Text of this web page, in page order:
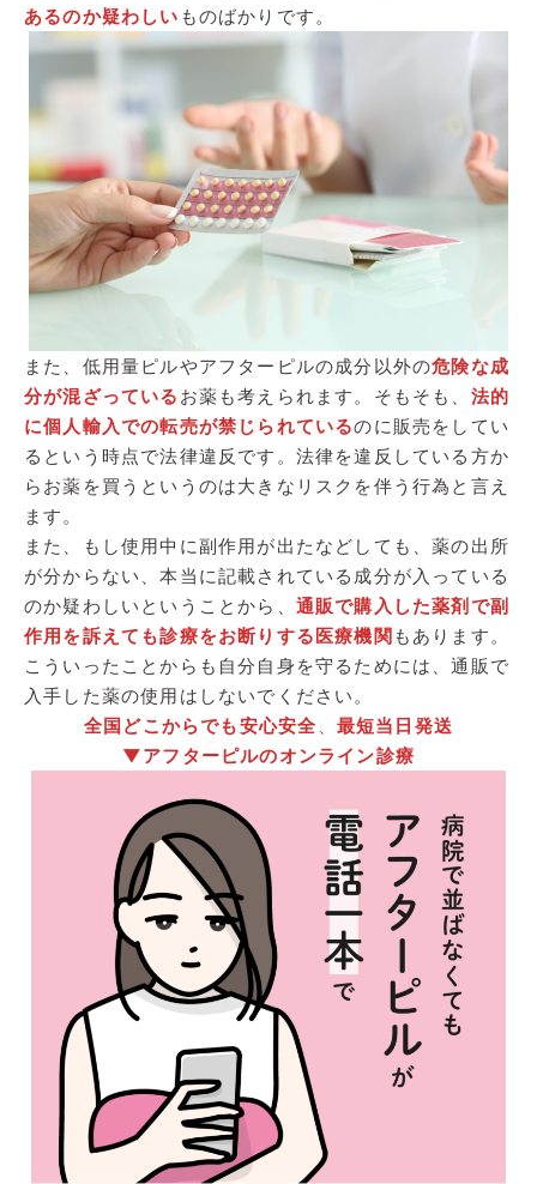
あるのか疑わしい ものばかりです。
また、低用量ピルやアフターピルの成分以外の危険な成
分が混ざっている お薬も考えられます。そもそも、 法的
に個人輸入での転売が禁じられているのに販売をしてい
るという時点で法律違反です。法律を違反している方か
らお薬を買うというのは大きなリスクを伴う行為と言え
ます。
また、もし使用中に副作用が出たなどしても、薬の出所
が分からない、本当に記載されている成分が入っている
のか疑わしいということから、 通販で購入した薬剤で副
作用を訴えても診療をお断りする医療機関 もあります。
こういったことからも自分自身を守るためには、通販で
入手した薬の使用はしないでください。
全国どこからでも安心安全、 最短当日発送
▼アフターピルのオンライン診療